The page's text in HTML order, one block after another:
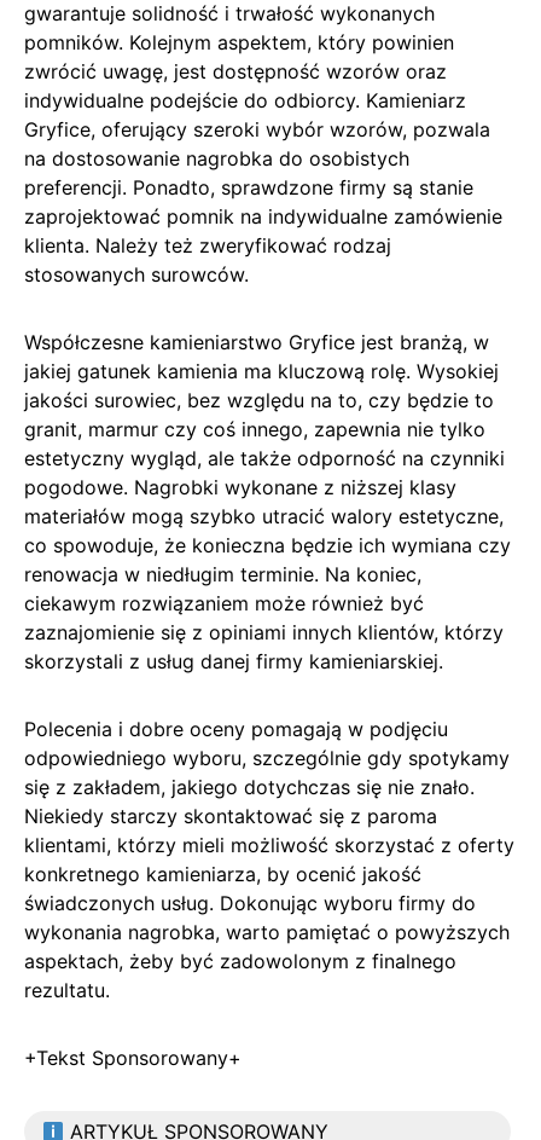
gwarantuje solidność i trwałość wykonanych
pomników. Kolejnym aspektem, który powinien
zwrócić uwagę, jest dostępność wzorów oraz
indywidualne podejście do odbiorcy. Kamieniarz
Gryfice, oferujący szeroki wybór wzorów, pozwala
na dostosowanie nagrobka do osobistych
preferencji. Ponadto, sprawdzone firmy są stanie
zaprojektować pomnik na indywidualne zamówienie
klienta. Należy też zweryfikować rodzaj
stosowanych surowców.
Współczesne kamieniarstwo Gryfice jest branżą, w
jakiej gatunek kamienia ma kluczową rolę. Wysokiej
jakości surowiec, bez względu na to, czy będzie to
granit, marmur czy coś innego, zapewnia nie tylko
estetyczny wygląd, ale także odporność na czynniki
pogodowe. Nagrobki wykonane z niższej klasy
materiałów mogą szybko utracić walory estetyczne,
co spowoduje, że konieczna będzie ich wymiana czy
renowacja w niedługim terminie. Na koniec,
ciekawym rozwiązaniem może również być
zaznajomienie się z opiniami innych klientów, którzy
skorzystali z usług danej firmy kamieniarskiej.
Polecenia i dobre oceny pomagają w podjęciu
odpowiedniego wyboru, szczególnie gdy spotykamy
się z zakładem, jakiego dotychczas się nie znało.
Niekiedy starczy skontaktować się z paroma
klientami, którzy mieli możliwość skorzystać z oferty
konkretnego kamieniarza, by ocenić jakość
świadczonych usług. Dokonując wyboru firmy do
wykonania nagrobka, warto pamiętać o powyższych
aspektach, żeby być zadowolonym z finalnego
rezultatu.
+Tekst Sponsorowany+
ARTYKUŁ SPONSOROWANY